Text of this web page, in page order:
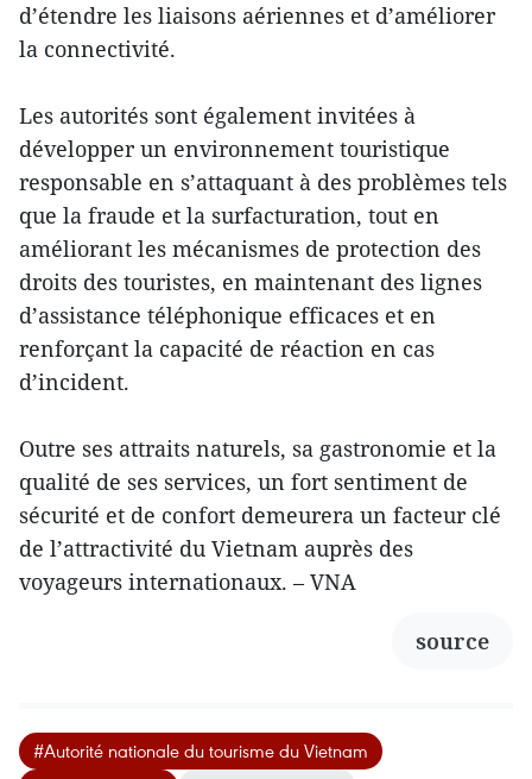
d’étendre les liaisons aériennes et d’améliorer
la connectivité.
Les autorités sont également invitées à
développer un environnement touristique
responsable en s’attaquant à des problèmes tels
que la fraude et la surfacturation, tout en
améliorant les mécanismes de protection des
droits des touristes, en maintenant des lignes
d’assistance téléphonique efficaces et en
renforçant la capacité de réaction en cas
d’incident.
Outre ses attraits naturels, sa gastronomie et la
qualité de ses services, un fort sentiment de
sécurité et de confort demeurera un facteur clé
de l’attractivité du Vietnam auprès des
voyageurs internationaux. – VNA
source
#Autorité nationale du tourisme du Vietnam